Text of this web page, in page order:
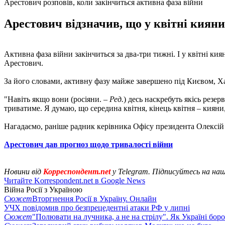
Арестович розповів, коли закінчиться активна фаза війни
Арестович відзначив, що у квітні
Активна фаза війни закінчиться за два-три тижні. І у квітні
Арестович.
За його словами, активну фазу майже завершено під Києвом,
"Навіть якщо вони (росіяни. – Ред.) десь наскребуть якісь
триватиме. Я думаю, що середина квітня, кінець квітня –
Нагадаємо, раніше радник керівника Офісу президента
Арестович дав прогноз щодо тривалості війни
Новини від Корреспондент.netу Telegram. Підписуйтесь на
Читайте Korrespondent.net в Google News
Війна Росії з Україною
СюжетВторгнення Росії в Україну. Онлайн
УЧХ повідомив про безпрецедентні атаки РФ у липні
Сюжет"Полювати на лучника, а не на стрілу". Як Україні